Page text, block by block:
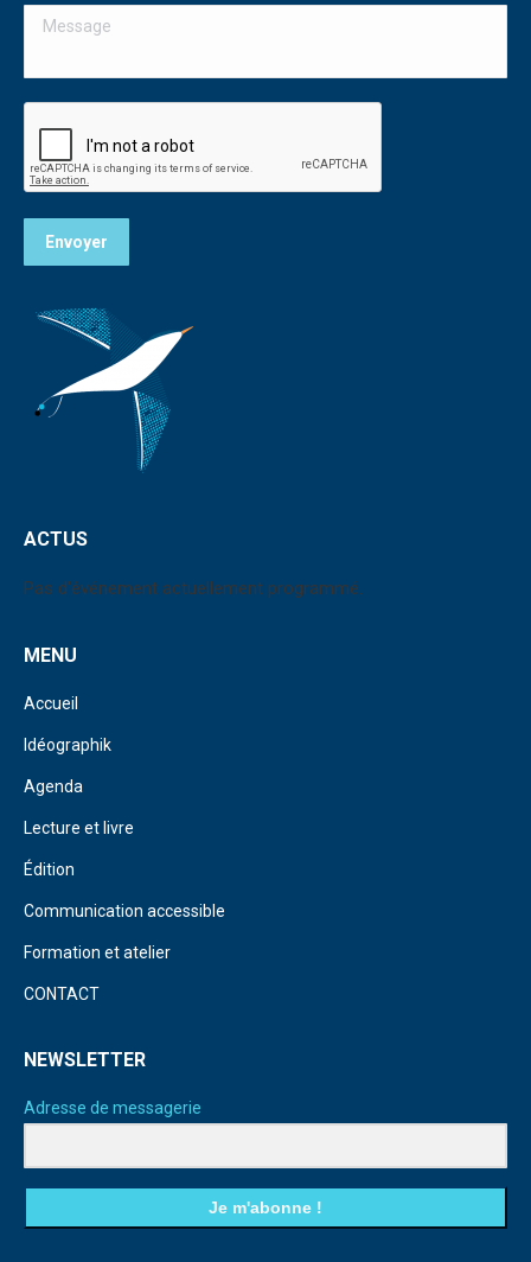
fenêtre
Message
Envoyer
ACTUS
Pas d'événement actuellement programmé.
MENU
Accueil
Idéographik
Agenda
Lecture et livre
Édition
Communication accessible
Formation et atelier
CONTACT
NEWSLETTER
Adresse de messagerie
Je m'abonne !